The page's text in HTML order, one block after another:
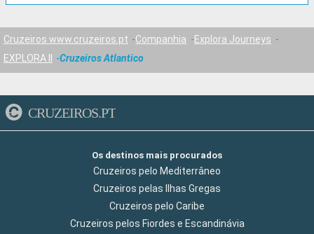
Cruzeiros www.cruzeiros.pt Companhia
Explora Journeys
EXPLORA II
Cruzeiros Atlantico
CRUZEIROS.PT
Os destinos mais procurados
Cruzeiros pelo Mediterrâneo
Cruzeiros pelas Ilhas Gregas
Cruzeiros pelo Caribe
Cruzeiros pelos Fiordes e Escandinávia